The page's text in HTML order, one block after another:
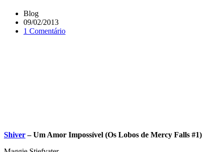
Blog
09/02/2013
1 Comentário
Shiver– Um Amor Impossível (Os Lobos de Mercy Falls #1)